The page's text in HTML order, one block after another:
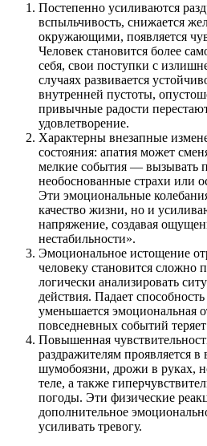
Постепенно усиливаются
вспыльчивость, снижается
окружающими, появляется
Человек становится более
себя, свои поступки с
случаях развивается
внутренней пустоты,
привычные радости
удовлетворение.
Характерны внезапные
состояния: апатия может
мелкие события — вызывать
необоснованные страхи или
Эти эмоциональные
качество жизни, но и
напряжение, создавая
нестабильности».
Эмоциональное истощение
человеку становится сложно
логически анализировать
действия. Падает
уменьшается эмоциональная
повседневных событий теряет
Повышенная
раздражителям проявляется в
шумобоязни, дрожи в руках,
теле, а также
погоды. Эти физические
дополнительное
усиливать тревогу.